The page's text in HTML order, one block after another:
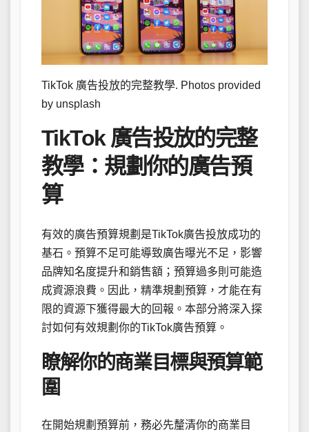
TikTok 廣告投放的完整教學. Photos provided
by unsplash
TikTok 廣告投放的完整
教學：規劃你的廣告預
算
有效的廣告預算規劃是TikTok廣告投放成功的
基石。預算不足可能導致廣告曝光不足，影響
品牌知名度提升和銷售額；預算過多則可能造
成資源浪費。因此，精準規劃預算，才能在有
限的資源下獲得最大的回報。本部分將深入探
討如何有效規劃你的TikTok廣告預算。
瞭解你的商業目標與預算範
圍
在開始規劃預算前，務必先釐清你的商業目